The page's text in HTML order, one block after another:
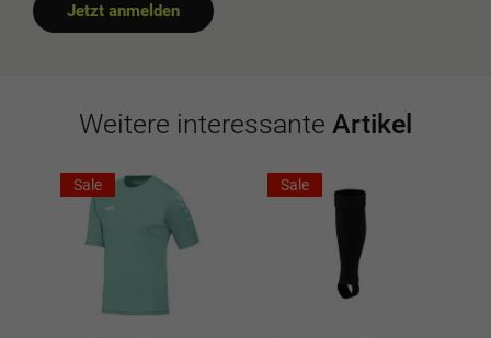
Jetzt anmelden
Weitere interessante Artikel
Sale Sale